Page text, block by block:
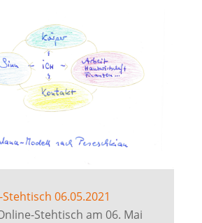
06.05.2021
Stehtisch am 06. Mai